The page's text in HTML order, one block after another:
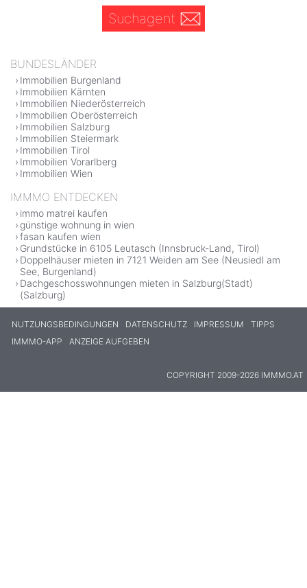
Suchagent
BUNDESLÄNDER
Immobilien Burgenland
Immobilien Kärnten
Immobilien Niederösterreich
Immobilien Oberösterreich
Immobilien Salzburg
Immobilien Steiermark
Immobilien Tirol
Immobilien Vorarlberg
Immobilien Wien
IMMMO ENTDECKEN
immo matrei kaufen
günstige wohnung in wien
fasan kaufen wien
Grundstücke in 6105 Leutasch (Innsbruck-Land, Tirol)
Doppelhäuser mieten in 7121 Weiden am See (Neusiedl am
See, Burgenland)
Dachgeschosswohnungen mieten in Salzburg(Stadt)
(Salzburg)
NUTZUNGSBEDINGUNGEN DATENSCHUTZ IMPRESSUM
TIPPS
IMMMO-APP
ANZEIGE AUFGEBEN
COPYRIGHT 2009-2026 IMMMO.AT